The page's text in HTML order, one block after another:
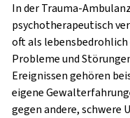
In der Trauma-
psychotherapeutisch
oft als
Probleme und
Ereignissen gehören
eigene
gegen andere, schwere